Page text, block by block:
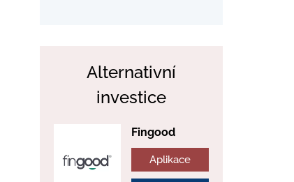
Alternativní
investice
Fingood
Aplikace